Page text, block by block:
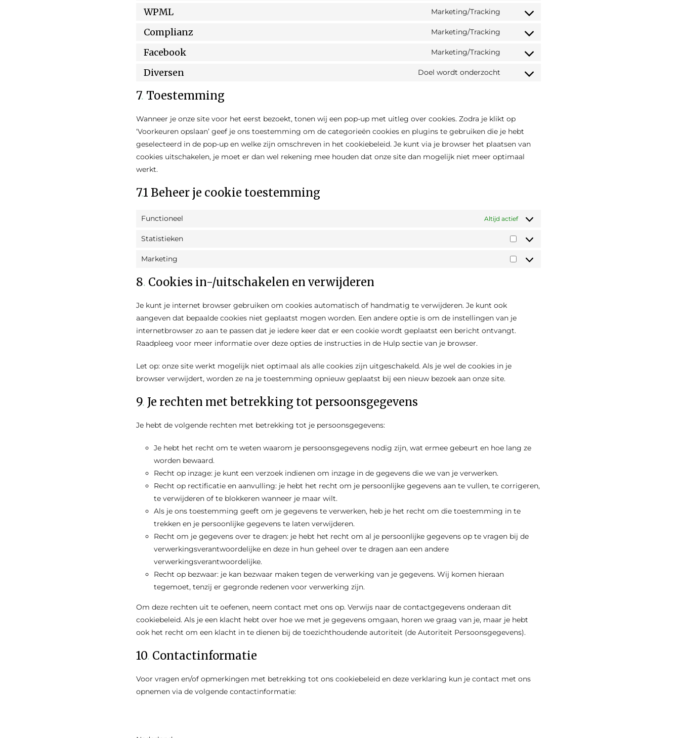
wordpress
WPML Marketing/Tracking
Consent
wpml
Complianz Marketing/Tracking
Consent
complianz
Facebook Marketing/Tracking
Consent
Diversen Doel wordt onderzocht
Consent
diversen
7. Toestemming
Wanneer je onze site voor het eerst bezoekt, tonen wij een pop-up met uitleg over cookies. Zodra je klikt op
‘Voorkeuren opslaan’ geef je ons toestemming om de categorieën cookies en plugins te gebruiken die je hebt
geselecteerd in de pop-up en welke zijn omschreven in het cookiebeleid. Je kunt via je browser het plaatsen van
cookies uitschakelen, je moet er dan wel rekening mee houden dat onze site dan mogelijk niet meer optimaal
werkt.
7.1 Beheer je cookie toestemming
Functioneel Altijd actief
Statistieken
Statistieken
Marketing
Marketing
8. Cookies in-/uitschakelen en verwijderen
Je kunt je internet browser gebruiken om cookies automatisch of handmatig te verwijderen. Je kunt ook
aangeven dat bepaalde cookies niet geplaatst mogen worden. Een andere optie is om de instellingen van je
internetbrowser zo aan te passen dat je iedere keer dat er een cookie wordt geplaatst een bericht ontvangt.
Raadpleeg voor meer informatie over deze opties de instructies in de Hulp sectie van je browser.
Let op: onze site werkt mogelijk niet optimaal als alle cookies zijn uitgeschakeld. Als je wel de cookies in je
browser verwijdert, worden ze na je toestemming opnieuw geplaatst bij een nieuw bezoek aan onze site.
9. Je rechten met betrekking tot persoonsgegevens
Je hebt de volgende rechten met betrekking tot je persoonsgegevens:
Je hebt het recht om te weten waarom je persoonsgegevens nodig zijn, wat ermee gebeurt en hoe lang ze
worden bewaard.
Recht op inzage: je kunt een verzoek indienen om inzage in de gegevens die we van je verwerken.
Recht op rectificatie en aanvulling: je hebt het recht om je persoonlijke gegevens aan te vullen, te corrigeren,
te verwijderen of te blokkeren wanneer je maar wilt.
Als je ons toestemming geeft om je gegevens te verwerken, heb je het recht om die toestemming in te
trekken en je persoonlijke gegevens te laten verwijderen.
Recht om je gegevens over te dragen: je hebt het recht om al je persoonlijke gegevens op te vragen bij de
verwerkingsverantwoordelijke en deze in hun geheel over te dragen aan een andere
verwerkingsverantwoordelijke.
Recht op bezwaar: je kan bezwaar maken tegen de verwerking van je gegevens. Wij komen hieraan
tegemoet, tenzij er gegronde redenen voor verwerking zijn.
Om deze rechten uit te oefenen, neem contact met ons op. Verwijs naar de contactgegevens onderaan dit
cookiebeleid. Als je een klacht hebt over hoe we met je gegevens omgaan, horen we graag van je, maar je hebt
ook het recht om een klacht in te dienen bij de toezichthoudende autoriteit (de Autoriteit Persoonsgegevens).
10. Contactinformatie
Voor vragen en/of opmerkingen met betrekking tot ons cookiebeleid en deze verklaring kun je contact met ons
opnemen via de volgende contactinformatie: